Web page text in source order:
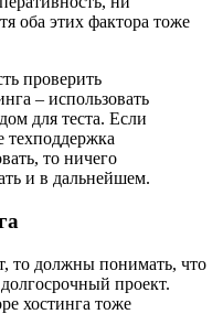
оба этих фактора тоже
проверить
– использовать
для теста. Если
техподдержка
то ничего
и в дальнейшем.
то должны понимать, что
проект.
хостинга тоже